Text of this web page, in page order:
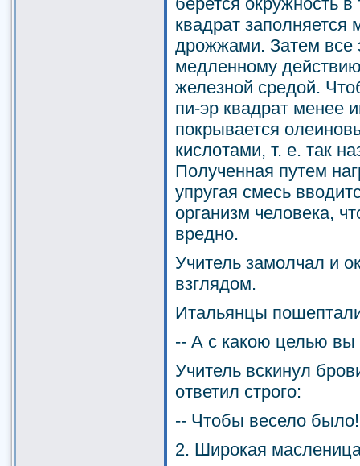
квадрат заполняется
дрожжами. Затем все
медленному действию
железной средой.
пи-эр квадрат менее
покрывается
кислотами, т. е. так
Полученная путем
упругая смесь
организм человека,
вредно.
Учитель замолчал и
взглядом.
Итальянцы
-- А с какою целью вы
Учитель вскинул
ответил строго:
-- Чтобы весело было!
2. Широкая